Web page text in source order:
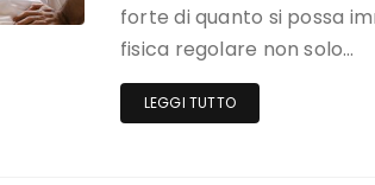
forte di quanto si possa
fisica regolare non solo…
LEGGI TUTTO